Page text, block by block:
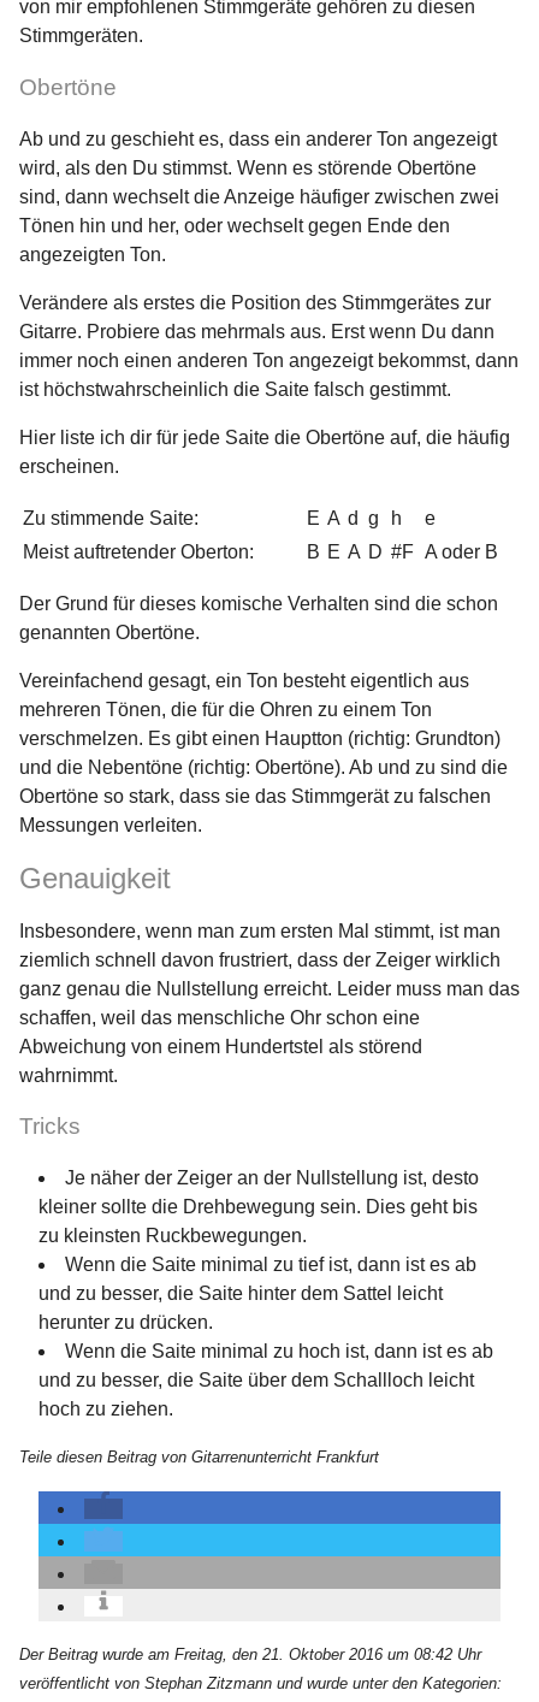
von mir empfohlenen Stimmgeräte gehören zu diesen
Stimmgeräten.
Obertöne
Ab und zu geschieht es, dass ein anderer Ton angezeigt
wird, als den Du stimmst. Wenn es störende Obertöne
sind, dann wechselt die Anzeige häufiger zwischen zwei
Tönen hin und her, oder wechselt gegen Ende den
angezeigten Ton.
Verändere als erstes die Position des Stimmgerätes zur
Gitarre. Probiere das mehrmals aus. Erst wenn Du dann
immer noch einen anderen Ton angezeigt bekommst, dann
ist höchstwahrscheinlich die Saite falsch gestimmt.
Hier liste ich dir für jede Saite die Obertöne auf, die häufig
erscheinen.
Zu stimmende Saite: E A d g h
e
Meist auftretender Oberton:
B E A D #F A oder B
Der Grund für dieses komische Verhalten sind die schon
genannten Obertöne.
Vereinfachend gesagt, ein Ton besteht eigentlich aus
mehreren Tönen, die für die Ohren zu einem Ton
verschmelzen. Es gibt einen Hauptton (richtig: Grundton)
und die Nebentöne (richtig: Obertöne). Ab und zu sind die
Obertöne so stark, dass sie das Stimmgerät zu falschen
Messungen verleiten.
Genauigkeit
Insbesondere, wenn man zum ersten Mal stimmt, ist man
ziemlich schnell davon frustriert, dass der Zeiger wirklich
ganz genau die Nullstellung erreicht. Leider muss man das
schaffen, weil das menschliche Ohr schon eine
Abweichung von einem Hundertstel als störend
wahrnimmt.
Tricks
Je näher der Zeiger an der Nullstellung ist, desto
kleiner sollte die Drehbewegung sein. Dies geht bis
zu kleinsten Ruckbewegungen.
Wenn die Saite minimal zu tief ist, dann ist es ab
und zu besser, die Saite hinter dem Sattel leicht
herunter zu drücken.
Wenn die Saite minimal zu hoch ist, dann ist es ab
und zu besser, die Saite über dem Schallloch leicht
hoch zu ziehen.
Teile diesen Beitrag von Gitarrenunterricht Frankfurt
Der Beitrag wurde am Freitag, den 21. Oktober 2016 um 08:42 Uhr
veröffentlicht von Stephan Zitzmann und wurde unter den Kategorien:
≡